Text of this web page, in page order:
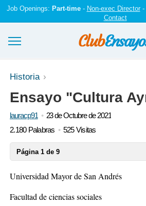
Job Openings: Part-time- Non-exec Director-
Contact
Ensayos y trabajos
Registrarse
Iniciar sesión
Historia
Ensayo "Cultura
lauracp91
23 de Octubre de 2021
2.180 Palabras
525 Visitas
Página 1 de 9
Universidad Mayor de San Andrés
Facultad de ciencias sociales